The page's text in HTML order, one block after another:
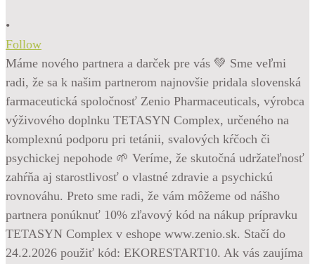
•
Follow
Máme nového partnera a darček pre vás 💚 Sme veľmi
radi, že sa k našim partnerom najnovšie pridala slovenská
farmaceutická spoločnosť Zenio Pharmaceuticals, výrobca
výživového doplnku TETASYN Complex, určeného na
komplexnú podporu pri tetánii, svalových kŕčoch či
psychickej nepohode 🌱 Veríme, že skutočná udržateľnosť
zahŕňa aj starostlivosť o vlastné zdravie a psychickú
rovnováhu. Preto sme radi, že vám môžeme od nášho
partnera ponúknuť 10% zľavový kód na nákup prípravku
TETASYN Complex v eshope www.zenio.sk. Stačí do
24.2.2026 použiť kód: EKORESTART10. Ak vás zaujíma